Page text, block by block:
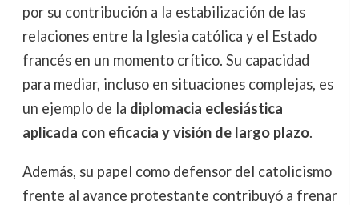
por su contribución a la estabilización de las
relaciones entre la Iglesia católica y el Estado
francés en un momento crítico. Su capacidad
para mediar, incluso en situaciones complejas, es
un ejemplo de la diplomacia eclesiástica
aplicada con eficacia y visión de largo plazo.
Además, su papel como defensor del catolicismo
frente al avance protestante contribuyó a frenar